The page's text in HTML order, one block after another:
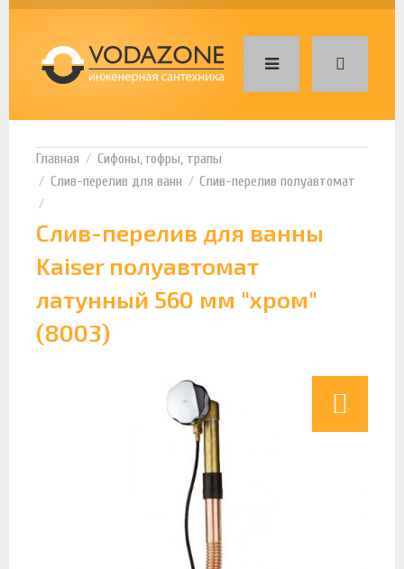
Сифоны, гофры, трапы
Слив-перелив для ванн
Слив-перелив полуавтомат
Слив-перелив для ванны
Kaiser полуавтомат
латунный 560 мм "хром"
(8003)